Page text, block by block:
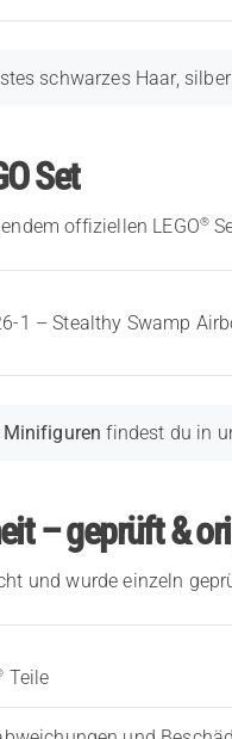
schwarzes Haar,
Set
offiziellen LEGO®
1 – Stealthy Swamp
findest du in
– geprüft &
und wurde einzeln
Teile